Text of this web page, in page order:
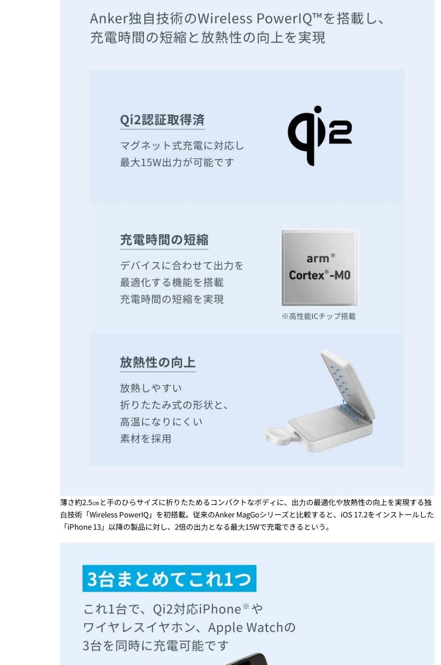
薄さ約2.5㎝と⼿のひらサイズに折りたためるコンパクトなボディに、出⼒の最適化や放熱性の向上を実現する独
⾃技術「Wireless PowerIQ」を初搭載。従来のAnker MagGoシリーズと⽐較すると、iOS 17.2をインストールした
「iPhone 13」以降の製品に対し、2倍の出⼒となる最⼤15Wで充電できるという。